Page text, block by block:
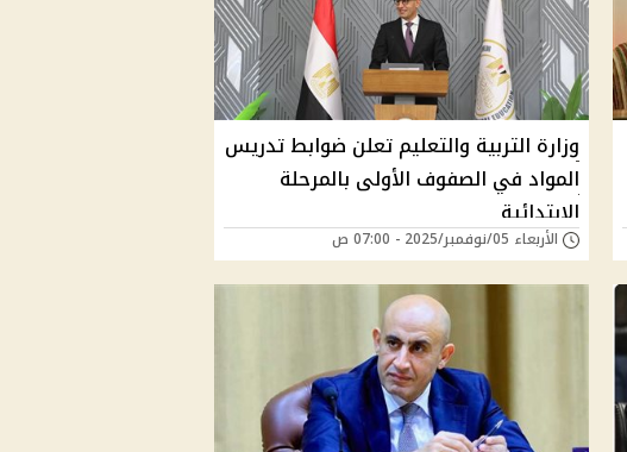
وزارة التربية والتعليم تعلن ضوابط تدريس
المواد في الصفوف الأولى بالمرحلة
الابتدائية
الأربعاء 05/نوفمبر/2025 - 07:00 ص